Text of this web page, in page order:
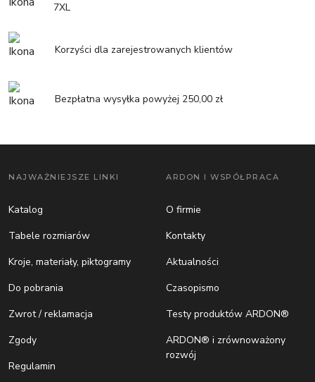
7XL
Korzyści dla zarejestrowanych klientów
Bezpłatna wysyłka powyżej 250,00 zł
NAJWAŻNIEJSZE LINKI
Katalog
Tabele rozmiarów
Kroje, materiały, piktogramy
Do pobrania
Zwrot / reklamacja
Zgody
Regulamin
ARDON I WSPÓŁPRACA
O firmie
Kontakty
Aktualności
Czasopismo
Testy produktów ARDON®
ARDON® i zrównoważony
rozwój